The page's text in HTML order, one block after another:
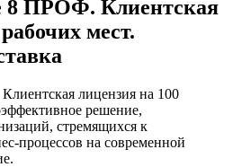
8 ПРОФ. Клиентская
мест.
лицензия на 100
решение,
стремящихся к
процессов на современной